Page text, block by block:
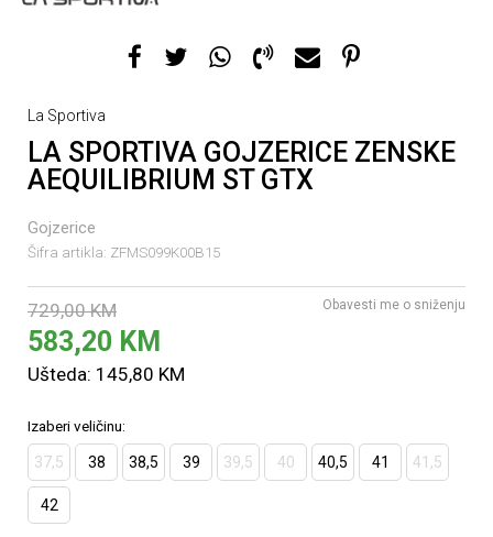
La Sportiva
LA SPORTIVA GOJZERICE ZENSKE
AEQUILIBRIUM ST GTX
Gojzerice
Šifra artikla: ZFMS099K00B15
729,00 KM
583,20 KM
Ušteda: 145,80 KM
Obavesti me o sniženju
Izaberi veličinu:
37,5 38 38,5 39 39,5 40 40,5 41 41,5
42